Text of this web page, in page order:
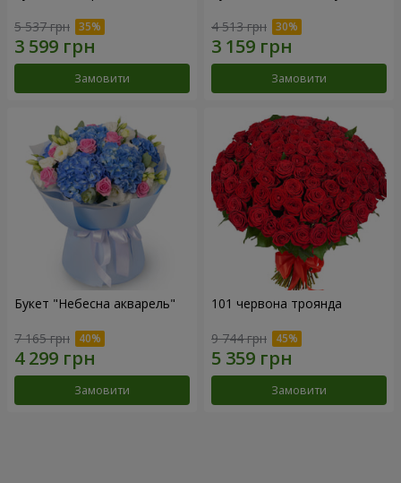
5 537 грн
Замовити
4 513 грн
Замовити
Букет "Небесна акварель"
7 165 грн
Замовити
101 червона троянда
9 744 грн
Замовити